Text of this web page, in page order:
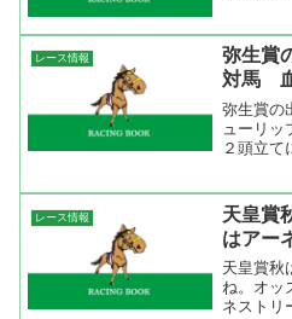
２着１回
った。ま
レース情報
弥生賞
対馬 血
弥生賞の
ューリッ
２頭立て
ン記念を
１馬のセ
レース情報
天皇賞
はアー
天皇賞秋
ね。オッ
ネストリ